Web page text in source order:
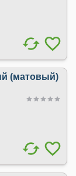
(матовый)